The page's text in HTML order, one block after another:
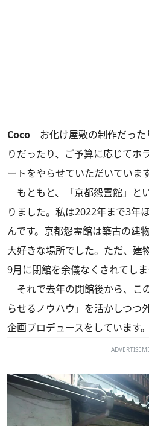
Coco お化け屋敷の制作だった
りだったり、ご予算に応じてホ
ートをやらせていただいています
もともと、「京都怨霊館」と
りました。私は2022年まで3年
んです。京都怨霊館は築古の建
大好きな場所でした。ただ、建
9月に閉館を余儀なくされてし
それで去年の閉館後から、こ
らせるノウハウ」を活かしつつ
企画プロデュースをしています